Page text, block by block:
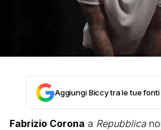
Aggiungi Biccy tra le tue
Fabrizio Corona a Repubblica